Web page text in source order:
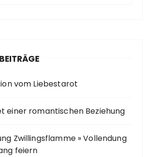
vom Liebestarot
einer romantischen Beziehung
Zwillingsflamme » Vollendung
feiern